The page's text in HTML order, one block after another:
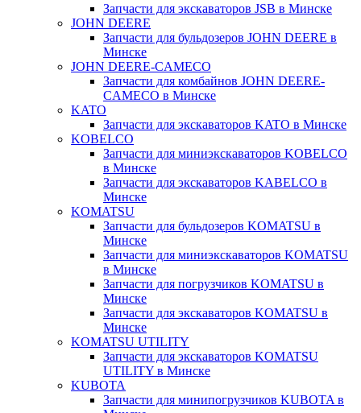
Запчасти для экскаваторов JSB в Минске
JOHN DEERE
Запчасти для бульдозеров JOHN DEERE в
Минске
JOHN DEERE-CAMECO
Запчасти для комбайнов JOHN DEERE-
CAMECO в Минске
KATO
Запчасти для экскаваторов KATO в Минске
KOBELCO
Запчасти для миниэкскаваторов KOBELCO
в Минске
Запчасти для экскаваторов KABELCO в
Минске
KOMATSU
Запчасти для бульдозеров KOMATSU в
Минске
Запчасти для миниэкскаваторов KOMATSU
в Минске
Запчасти для погрузчиков KOMATSU в
Минске
Запчасти для экскаваторов KOMATSU в
Минске
KOMATSU UTILITY
Запчасти для экскаваторов KOMATSU
UTILITY в Минске
KUBOTA
Запчасти для минипогрузчиков KUBOTA в